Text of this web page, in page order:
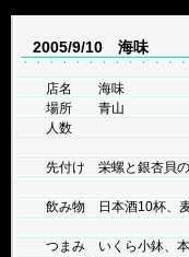
2005/9/10 海味
店名 海味
場所 青山
人数
先付け 栄螺と銀杏貝の
飲み物 日本酒10杯、
つまみ いくら小鉢、